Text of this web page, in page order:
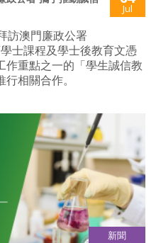
Jul
訪澳門廉政公署
學士課程及學士後教育文憑
作重點之一的「學生誠信教
相關合作。
新聞